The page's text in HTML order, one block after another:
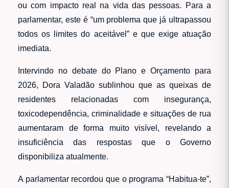
ou com impacto real na vida das pessoas. Para a
parlamentar, este é “um problema que já ultrapassou
todos os limites do aceitável” e que exige atuação
imediata.
Intervindo no debate do Plano e Orçamento para
2026, Dora Valadão sublinhou que as queixas de
residentes relacionadas com insegurança,
toxicodependência, criminalidade e situações de rua
aumentaram de forma muito visível, revelando a
insuficiência das respostas que o Governo
disponibiliza atualmente.
A parlamentar recordou que o programa “Habitua-te”,